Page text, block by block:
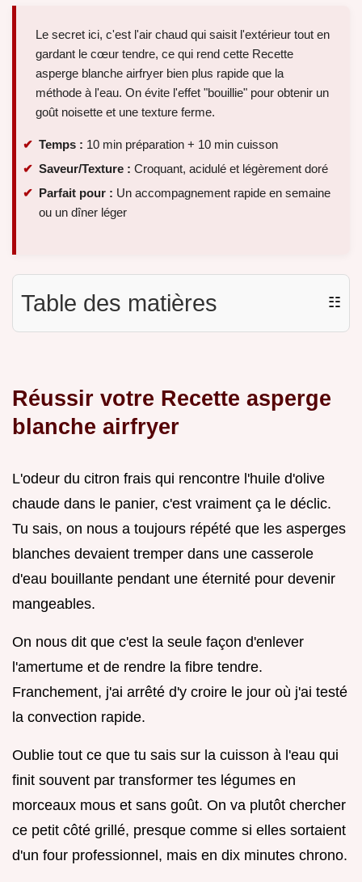
Le secret ici, c'est l'air chaud qui saisit l'extérieur tout en
gardant le cœur tendre, ce qui rend cette Recette
asperge blanche airfryer bien plus rapide que la
méthode à l'eau. On évite l'effet "bouillie" pour obtenir un
goût noisette et une texture ferme.
Temps : 10 min préparation + 10 min cuisson
Saveur/Texture : Croquant, acidulé et légèrement doré
Parfait pour : Un accompagnement rapide en semaine
ou un dîner léger
Table des matières ☷
Réussir votre Recette asperge
blanche airfryer
L'odeur du citron frais qui rencontre l'huile d'olive
chaude dans le panier, c'est vraiment ça le déclic.
Tu sais, on nous a toujours répété que les asperges
blanches devaient tremper dans une casserole
d'eau bouillante pendant une éternité pour devenir
mangeables.
On nous dit que c'est la seule façon d'enlever
l'amertume et de rendre la fibre tendre.
Franchement, j'ai arrêté d'y croire le jour où j'ai testé
la convection rapide.
Oublie tout ce que tu sais sur la cuisson à l'eau qui
finit souvent par transformer tes légumes en
morceaux mous et sans goût. On va plutôt chercher
ce petit côté grillé, presque comme si elles sortaient
d'un four professionnel, mais en dix minutes chrono.